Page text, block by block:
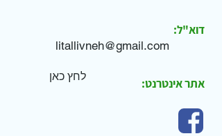
דוא"ל:
לחץ כאן אתר אינטרנט: